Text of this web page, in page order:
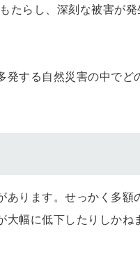
たらし、深刻な被害が発
発する自然災害の中でど
あります。せっかく多額
大幅に低下したりしかね